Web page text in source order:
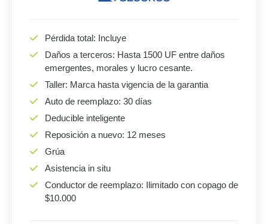
Pérdida total: Incluye
Daños a terceros: Hasta 1500 UF entre daños
emergentes, morales y lucro cesante.
Taller: Marca hasta vigencia de la garantia
Auto de reemplazo: 30 días
Deducible inteligente
Reposición a nuevo: 12 meses
Grúa
Asistencia in situ
Conductor de reemplazo: Ilimitado con copago de
$10.000